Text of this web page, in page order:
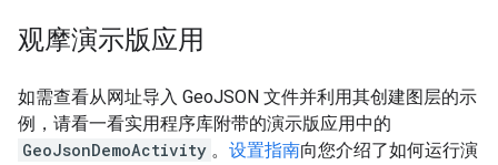
观摩演示版应用
如需查看从网址导入 GeoJSON 文件并利用其创建图层的示
例，请看一看实用程序库附带的演示版应用中的
GeoJsonDemoActivity 。 设置指南向您介绍了如何运行演